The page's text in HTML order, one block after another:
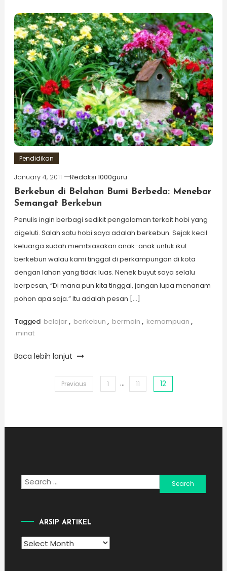
Pendidikan
January 4, 2011
Redaksi 1000guru
Berkebun di Belahan Bumi Berbeda: Menebar
Semangat Berkebun
Penulis ingin berbagi sedikit pengalaman terkait hobi yang
digeluti. Salah satu hobi saya adalah berkebun. Sejak kecil
keluarga sudah membiasakan anak-anak untuk ikut
berkebun walau kami tinggal di perkampungan di kota
dengan lahan yang tidak luas. Nenek buyut saya selalu
berpesan, “Di mana pun kita tinggal, jangan lupa menanam
pohon apa saja.” Itu adalah pesan […]
Tagged belajar, berkebun , bermain , kemampuan ,
minat
Baca lebih lanjut
Previous 1 … 11 12
Search
for:
ARSIP ARTIKEL
Arsip